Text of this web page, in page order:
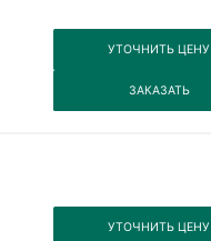
УТОЧНИТЬ ЦЕНУ
ЗАКАЗАТЬ
УТОЧНИТЬ ЦЕНУ